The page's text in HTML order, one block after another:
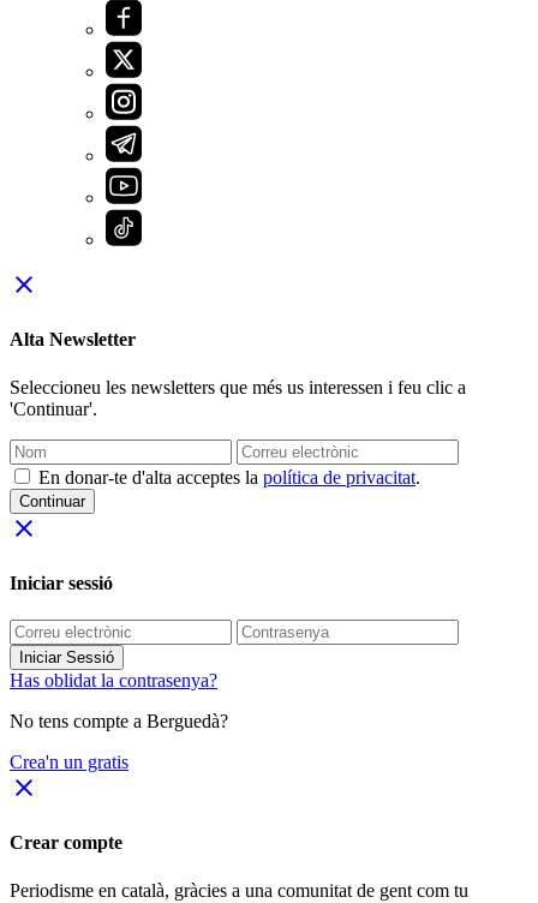
close
Alta Newsletter
Seleccioneu les newsletters que més us interessen i feu clic a
'Continuar'.
En donar-te d'alta acceptes la política de privacitat.
Continuar
close
Iniciar sessió
Iniciar Sessió
Has oblidat la contrasenya?
No tens compte a Berguedà?
Crea'n un gratis
close
Crear compte
Periodisme en català, gràcies a una comunitat de gent com tu